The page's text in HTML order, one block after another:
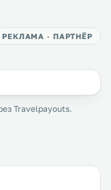
РЕКЛАМА · ПАРТНЁР
Travelpayouts.